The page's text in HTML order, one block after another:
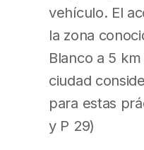
vehículo. El
la zona
Blanco a 5
ciudad
para estas
y P 29)